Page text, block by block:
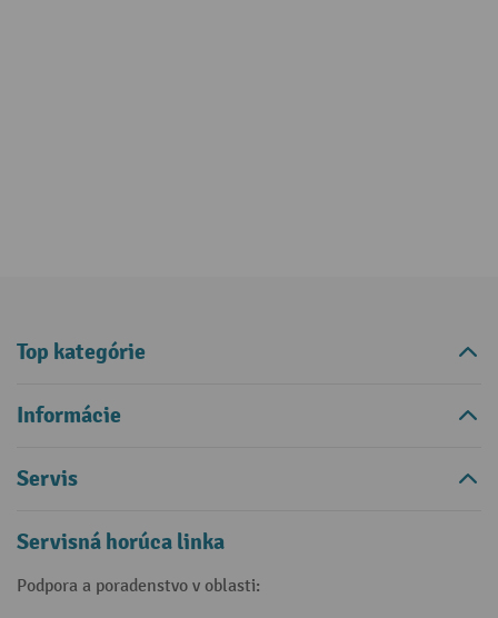
Top kategórie
Informácie
Servis
Servisná horúca linka
Podpora a poradenstvo v oblasti: